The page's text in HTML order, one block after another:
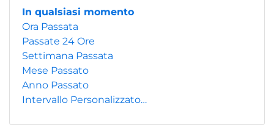
In qualsiasi momento
Ora Passata
Passate 24 Ore
Settimana Passata
Mese Passato
Anno Passato
Intervallo Personalizzato…